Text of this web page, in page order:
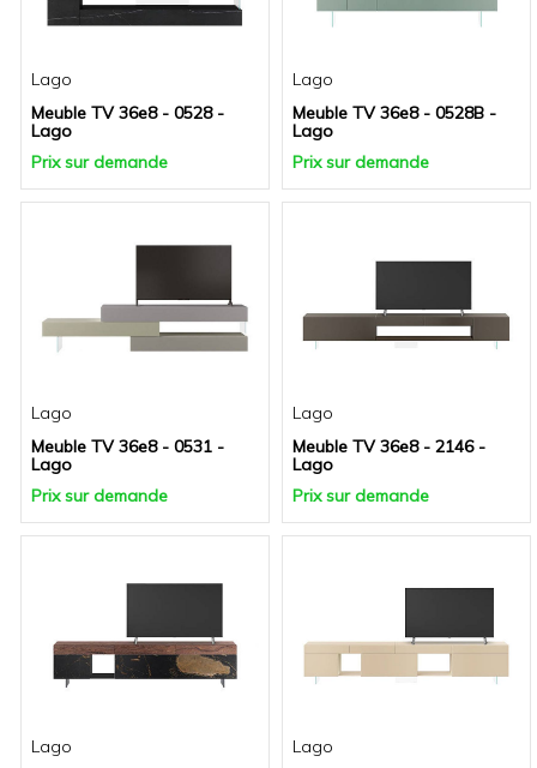
Lago
Meuble TV 36e8 - 0528 -
Lago
Prix sur demande
Lago
Meuble TV 36e8 - 0528B -
Lago
Prix sur demande
Lago
Meuble TV 36e8 - 0531 -
Lago
Prix sur demande
Lago
Meuble TV 36e8 - 2146 -
Lago
Prix sur demande
Lago
Lago